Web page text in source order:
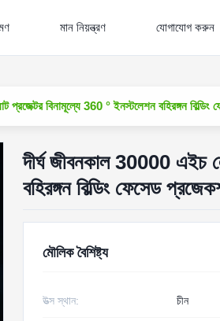
মান নিয়ন্ত্রণ যোগাযোগ করুন
বিনামূল্যে 360 ° ইনস্টলেশন বহিরঙ্গন বিল্ডিং
দীর্ঘ জীবনকাল 30000 এইচ
বহিরঙ্গন বিল্ডিং ফেসেড
মৌলিক বৈশিষ্ট্য
উত্স স্থান: চীন